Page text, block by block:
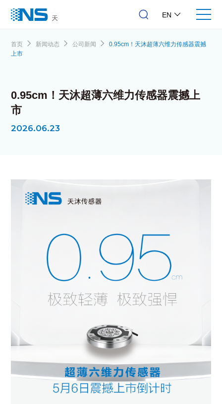
EN
首页 新闻动态 公司新闻
0.95cm！天沐超薄六维力传感器震撼
上市
0.95cm！天沐超薄六维力传感器震撼上
市
2026.06.23